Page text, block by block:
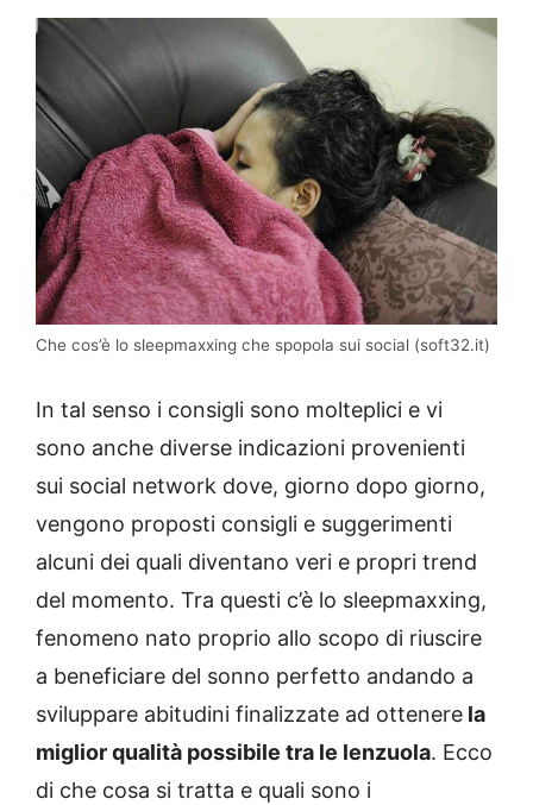
Che cos’è lo sleepmaxxing che spopola sui social (soft32.it)
In tal senso i consigli sono molteplici e vi
sono anche diverse indicazioni provenienti
sui social network dove, giorno dopo giorno,
vengono proposti consigli e suggerimenti
alcuni dei quali diventano veri e propri trend
del momento. Tra questi c’è lo sleepmaxxing,
fenomeno nato proprio allo scopo di riuscire
a beneficiare del sonno perfetto andando a
sviluppare abitudini finalizzate ad ottenere la
miglior qualità possibile tra le lenzuola. Ecco
di che cosa si tratta e quali sono i